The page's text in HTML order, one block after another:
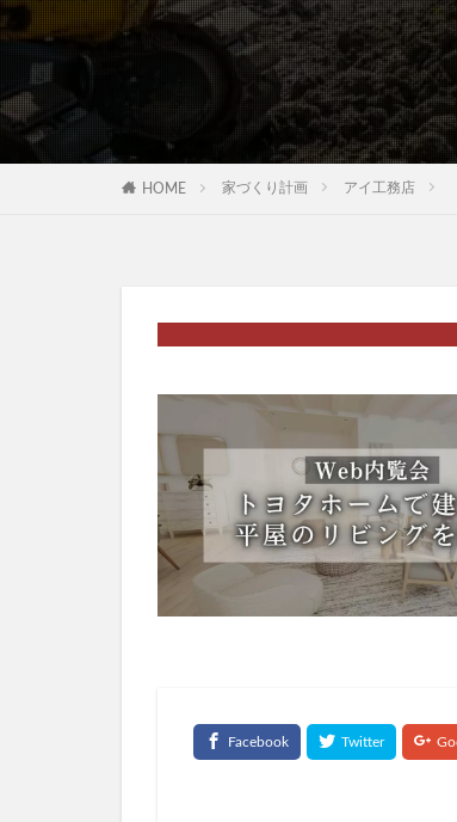
HOME 家づくり計画 アイ工務店